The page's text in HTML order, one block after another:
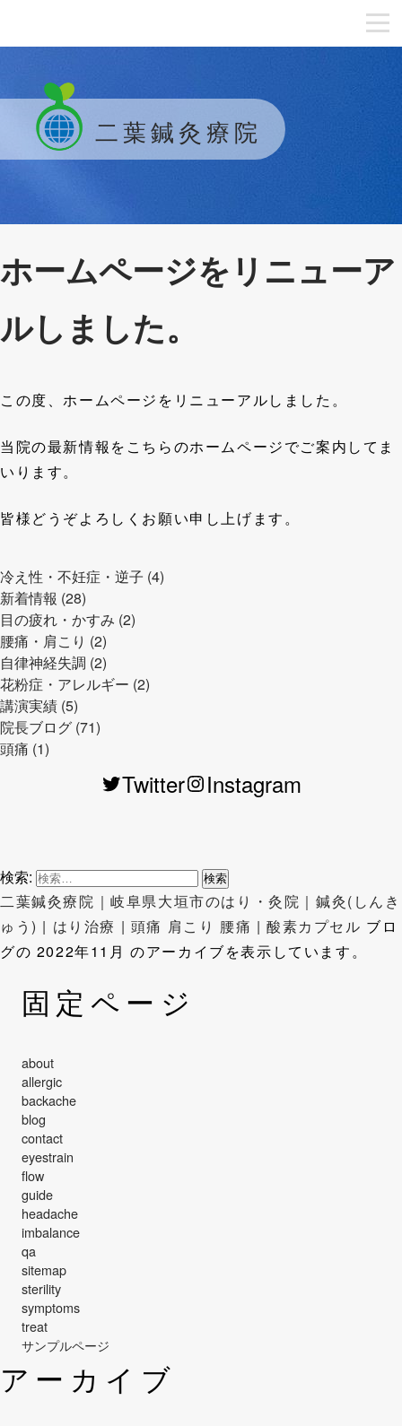
二葉鍼灸療院
ホームページをリニューア
ルしました。
この度、ホームページをリニューアルしました。
当院の最新情報をこちらのホームページでご案内してま
いります。
皆様どうぞよろしくお願い申し上げます。
冷え性・不妊症・逆子 (4)
新着情報 (28)
目の疲れ・かすみ (2)
腰痛・肩こり (2)
自律神経失調 (2)
花粉症・アレルギー (2)
講演実績 (5)
院長ブログ (71)
頭痛 (1)
Twitter Instagram
検索:
二葉鍼灸療院｜岐阜県大垣市のはり・灸院｜鍼灸(しんき
ゅう) | はり治療 | 頭痛 肩こり 腰痛 | 酸素カプセル ブロ
グの 2022年11月 のアーカイブを表示しています。
固定ページ
about
allergic
backache
blog
contact
eyestrain
flow
guide
headache
imbalance
qa
sitemap
sterility
symptoms
treat
サンプルページ
アーカイブ